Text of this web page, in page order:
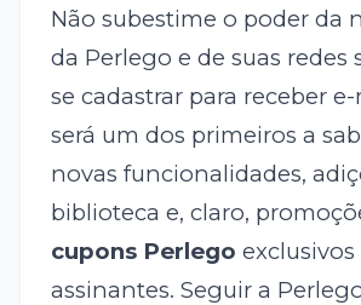
Não subestime o poder da
da Perlego e de suas redes
se cadastrar para receber
será um dos primeiros a
novas funcionalidades,
biblioteca e, claro,
cupons Perlego exclusivos
assinantes. Seguir a